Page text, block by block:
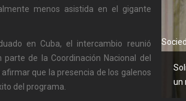
menos asistida en el gigante
en Cuba, el intercambio reunió
de la Coordinación Nacional del
que la presencia de los galenos
del programa.
un